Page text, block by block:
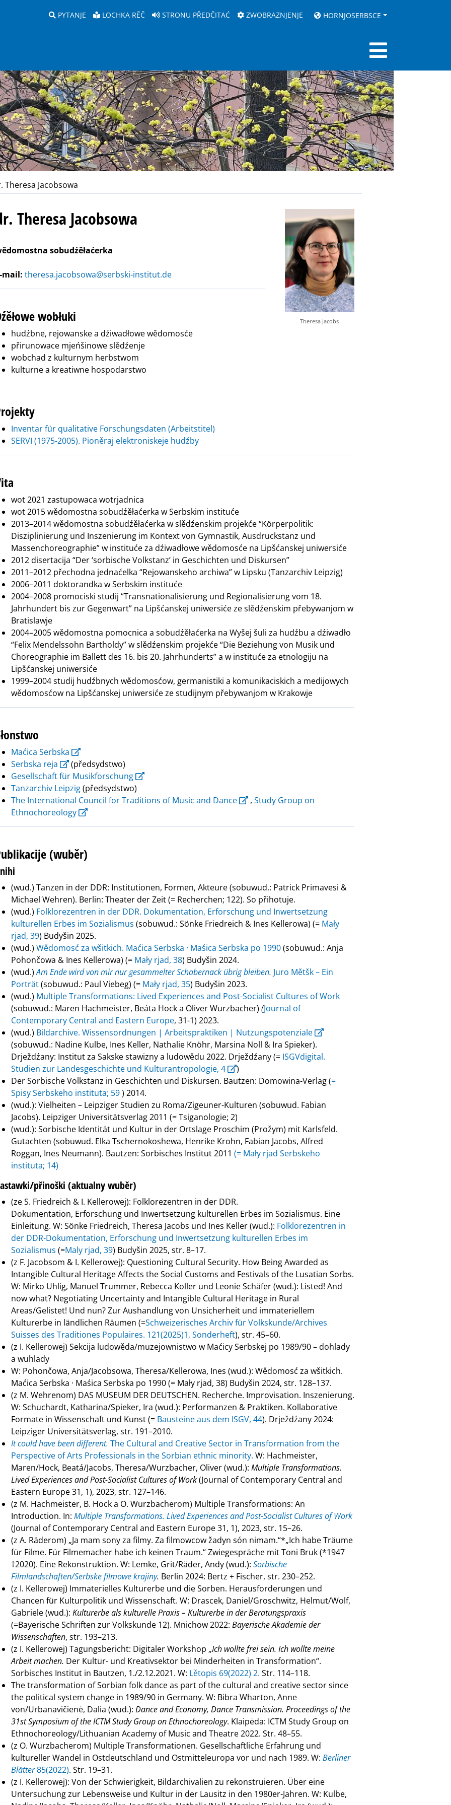
PYTANJE LOCHKA RĚČ STRONU PŘEDČITAĆ ZWOBRAZNJENJE HORNJOSERBSCE
Theresa Jacobsowa
Theresa Jacobs
Theresa Jacobsowa
sobudźěłaćerka
mail: theresa.jacobsowa@serbski-institut.de
wobłuki
hudźbne, rejowanske a dźiwadłowe wědomosće
přirunowace mjeńšinowe slědźenje
wobchad z kulturnym herbstwom
kulturne a kreatiwne hospodarstwo
Inventar für qualitative Forschungsdaten (Arbeitstitel)
SERVI (1975-2005). Pioněraj elektroniskeje hudźby
wot 2021 zastupowaca wotrjadnica
wot 2015 wědomostna sobudźěłaćerka w Serbskim instituće
2013–2014 wědomostna sobudźěłaćerka w slědźenskim projekće “Körperpolitik:
Disziplinierung und Inszenierung im Kontext von Gymnastik, Ausdruckstanz und
Massenchoreographie” w instituće za dźiwadłowe wědomosće na Lipšćanskej uniwersiće
2012 disertacija “Der ‘sorbische Volkstanz’ in Geschichten und Diskursen”
2011–2012 přechodna jednaćelka “Rejowanskeho archiwa” w Lipsku (Tanzarchiv Leipzig)
2006–2011 doktorandka w Serbskim instituće
2004–2008 promociski studij “Transnationalisierung und Regionalisierung vom 18.
Jahrhundert bis zur Gegenwart” na Lipšćanskej uniwersiće ze slědźenskim přebywanjom w
Bratislawje
2004–2005 wědomostna pomocnica a sobudźěłaćerka na Wyšej šuli za hudźbu a dźiwadło
“Felix Mendelssohn Bartholdy” w slědźenskim projekće “Die Beziehung von Musik und
Choreographie im Ballett des 16. bis 20. Jahrhunderts” a w instituće za etnologiju na
Lipšćanskej uniwersiće
1999–2004 studij hudźbnych wědomosćow, germanistiki a komunikaciskich a medijowych
wědomosćow na Lipšćanskej uniwersiće ze studijnym přebywanjom w Krakowje
Maćica Serbska
Serbska reja
(předsydstwo)
Gesellschaft für Musikforschung
Tanzarchiv Leipzig(předsydstwo)
The International Council for Traditions of Music and Dance
, Study Group on
Ethnochoreology
(wuběr)
(wud.) Tanzen in der DDR: Institutionen, Formen, Akteure (sobuwud.: Patrick Primavesi &
Michael Wehren). Berlin: Theater der Zeit (= Recherchen; 122). So přihotuje.
(wud.) Folklorezentren in der DDR. Dokumentation, Erforschung und Inwertsetzung
kulturellen Erbes im Sozialismus (sobuwud.: Sönke Friedreich & Ines Kellerowa) (= Mały
rjad, 39) Budyšin 2025.
(wud.) Wědomosć za wšitkich. Maćica Serbska · Maśica Serbska po 1990(sobuwud.: Anja
Pohončowa & Ines Kellerowa) (= Mały rjad, 38) Budyšin 2024.
(wud.)Am Ende wird von mir nur gesammelter Schabernack übrig bleiben. Juro Mětšk – Ein
Porträt(sobuwud.: Paul Viebeg) (= Mały rjad, 35) Budyšin 2023.
(wud.) Multiple Transformations: Lived Experiences and Post-Socialist Cultures of Work
(sobuwud.: Maren Hachmeister, Beáta Hock a Oliver Wurzbacher) (Journal of
Contemporary Central and Eastern Europe, 31-1) 2023.
(wud.) Bildarchive. Wissensordnungen | Arbeitspraktiken | Nutzungspotenziale
(sobuwud.: Nadine Kulbe, Ines Keller, Nathalie Knöhr, Marsina Noll & Ira Spieker).
Drježdźany: Institut za Sakske stawizny a ludowědu 2022. Drježdźany (= ISGVdigital.
Studien zur Landesgeschichte und Kulturantropologie, 4
)
Der Sorbische Volkstanz in Geschichten und Diskursen. Bautzen: Domowina-Verlag (=
Spisy Serbskeho instituta; 59) 2014.
(wud.): Vielheiten – Leipziger Studien zu Roma/Zigeuner-Kulturen (sobuwud. Fabian
Jacobs). Leipziger Universitätsverlag 2011 (= Tsiganologie; 2)
(wud.): Sorbische Identität und Kultur in der Ortslage Proschim (Prožym) mit Karlsfeld.
Gutachten (sobuwud. Elka Tschernokoshewa, Henrike Krohn, Fabian Jacobs, Alfred
Roggan, Ines Neumann). Bautzen: Sorbisches Institut 2011 (= Mały rjad Serbskeho
instituta; 14)
přinoški (aktualny wuběr)
(ze S. Friedreich & I. Kellerowej): Folklorezentren in der DDR.
Dokumentation, Erforschung und Inwertsetzung kulturellen Erbes im Sozialismus. Eine
Einleitung. W: Sönke Friedreich, Theresa Jacobs und Ines Keller (wud.): Folklorezentren in
der DDR-Dokumentation, Erforschung und Inwertsetzung kulturellen Erbes im
Sozialismus (=Maly rjad, 39) Budyšin 2025, str. 8–17.
(z F. Jacobsom & I. Kellerowej): Questioning Cultural Security. How Being Awarded as
Intangible Cultural Heritage Affects the Social Customs and Festivals of the Lusatian Sorbs.
W: Mirko Uhlig, Manuel Trummer, Rebecca Koller und Leonie Schäfer (wud.): Listed! And
now what? Negotiating Uncertainty and Intangible Cultural Heritage in Rural
Areas/Gelistet! Und nun? Zur Aushandlung von Unsicherheit und immateriellem
Kulturerbe in ländlichen Räumen (=Schweizerisches Archiv für Volkskunde/Archives
Suisses des Traditiones Populaires. 121(2025)1, Sonderheft), str. 45–60.
(z I. Kellerowej) Sekcija ludowěda/muzejownistwo w Maćicy Serbskej po 1989/90 – dohlady
a wuhlady
W: Pohončowa, Anja/Jacobsowa, Theresa/Kellerowa, Ines (wud.): Wědomosć za wšitkich.
Maćica Serbska · Maśica Serbska po 1990 (= Mały rjad, 38) Budyšin 2024, str. 128–137.
(z M. Wehrenom) DAS MUSEUM DER DEUTSCHEN. Recherche. Improvisation. Inszenierung.
W: Schuchardt, Katharina/Spieker, Ira (wud.): Performanzen & Praktiken. Kollaborative
Formate in Wissenschaft und Kunst (= Bausteine aus dem ISGV, 44). Drježdźany 2024:
Leipziger Universitätsverlag, str. 191–2010.
It could have been different. The Cultural and Creative Sector in Transformation from the
Perspective of Arts Professionals in the Sorbian ethnic minority. W: Hachmeister,
Maren/Hock, Beatá/Jacobs, Theresa/Wurzbacher, Oliver (wud.): Multiple Transformations.
Lived Experiences and Post-Socialist Cultures of Work(Journal of Contemporary Central and
Eastern Europe 31, 1), 2023, str. 127–146.
(z M. Hachmeister, B. Hock a O. Wurzbacherom) Multiple Transformations: An
Introduction. In: Multiple Transformations. Lived Experiences and Post-Socialist Cultures of Work
(Journal of Contemporary Central and Eastern Europe 31, 1), 2023, str. 15–26.
(z A. Räderom) „Ja mam sony za filmy. Za filmowcow žadyn són nimam.“*„Ich habe Träume
für Filme. Für Filmemacher habe ich keinen Traum.“ Zwiegespräche mit Toni Bruk (*1947
†2020). Eine Rekonstruktion. W: Lemke, Grit/Räder, Andy (wud.): Sorbische
Filmlandschaften/Serbske filmowe krajiny. Berlin 2024: Bertz + Fischer, str. 230–252.
(z I. Kellerowej) Immaterielles Kulturerbe und die Sorben. Herausforderungen und
Chancen für Kulturpolitik und Wissenschaft. W: Drascek, Daniel/Groschwitz, Helmut/Wolf,
Gabriele (wud.): Kulturerbe als kulturelle Praxis – Kulturerbe in der Beratungspraxis
(=Bayerische Schriften zur Volkskunde 12). Mnichow 2022: Bayerische Akademie der
Wissenschaften, str. 193–213.
(z I. Kellerowej) Tagungsbericht: Digitaler Workshop „Ich wollte frei sein. Ich wollte meine
Arbeit machen. Der Kultur- und Kreativsektor bei Minderheiten in Transformation“.
Sorbisches Institut in Bautzen, 1./2.12.2021. W: Lětopis 69(2022) 2. Str. 114–118.
The transformation of Sorbian folk dance as part of the cultural and creative sector since
the political system change in 1989/90 in Germany. W: Bibra Wharton, Anne
von/Urbanavičienė, Dalia (wud.): Dance and Economy, Dance Transmission. Proceedings of the
31st Symposium of the ICTM Study Group on Ethnochoreology. Klaipėda: ICTM Study Group on
Ethnochoreology/Lithuanian Academy of Music and Theatre 2022. Str. 48–55.
(z O. Wurzbacherom) Multiple Transformationen. Gesellschaftliche Erfahrung und
kultureller Wandel in Ostdeutschland und Ostmitteleuropa vor und nach 1989. W: Berliner
Blätter85(2022). Str. 19–31.
(z I. Kellerowej): Von der Schwierigkeit, Bildarchivalien zu rekonstruieren. Über eine
Untersuchung zur Lebensweise und Kultur in der Lausitz in den 1980er-Jahren. W: Kulbe,